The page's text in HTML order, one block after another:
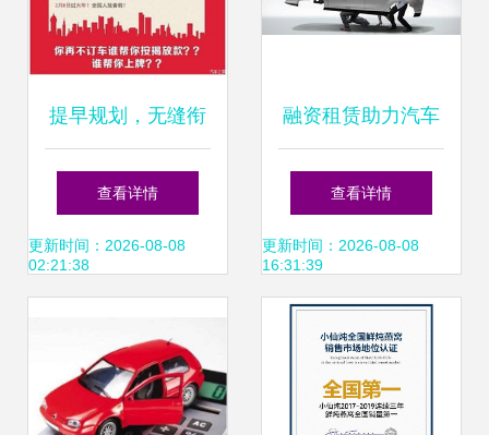
提早规划，无缝衔
接新车主必备流程
查看详情
更新时间：2026-08-08
02:21:38
融资租赁助力汽车
金融优势凸显，上
牌服务成关键抓手
查看详情
更新时间：2026-08-08
16:31:39